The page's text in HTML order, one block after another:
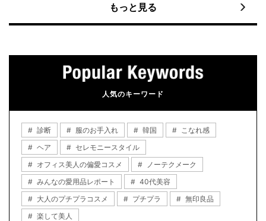
もっと見る
人気のキーワード
診断 服のお手入れ 韓国
こなれ感
ヘア
セレモニースタイル
オフィス美人の偏愛コスメ
ノーテクメーク
みんなの愛用品レポート
40代美容
大人のプチプラコスメ
プチプラ
無印良品
楽して美人